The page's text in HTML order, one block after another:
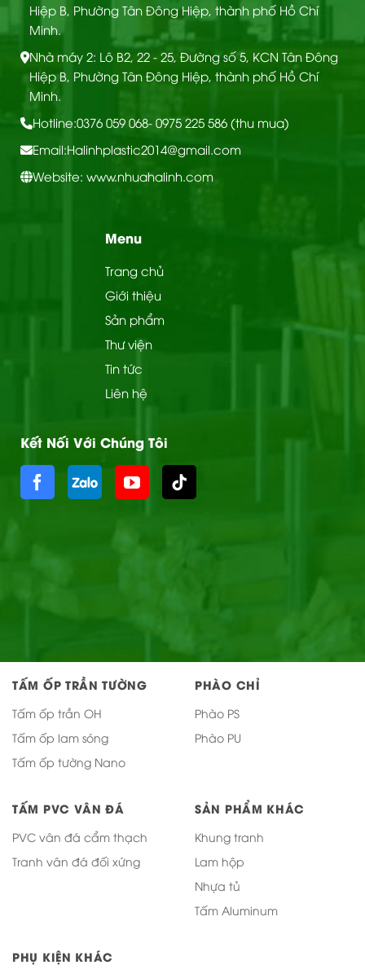
Hiệp B, Phường Tân Đông Hiệp, thành phố Hồ Chí
Minh.
Nhà máy 2: Lô B2, 22 - 25, Đường số 5, KCN Tân Đông
Hiệp B, Phường Tân Đông Hiệp, thành phố Hồ Chí
Minh.
Hotline:0376 059 068- 0975 225 586 (thu mua)
Email:Halinhplastic2014@gmail.com
Website: www.nhuahalinh.com
Menu
Trang chủ
Giới thiệu
Sản phẩm
Thư viện
Tin tức
Liên hệ
Kết Nối Với Chúng Tôi
TẤM ỐP TRẦN TƯỜNG
Tấm ốp trần OH
Tấm ốp lam sóng
Tấm ốp tường Nano
PHÀO CHỈ
Phào PS
Phào PU
TẤM PVC VÂN ĐÁ
PVC vân đá cẩm thạch
Tranh vân đá đối xứng
SẢN PHẨM KHÁC
Khung tranh
Lam hộp
Nhựa tủ
Tấm Aluminum
PHỤ KIỆN KHÁC